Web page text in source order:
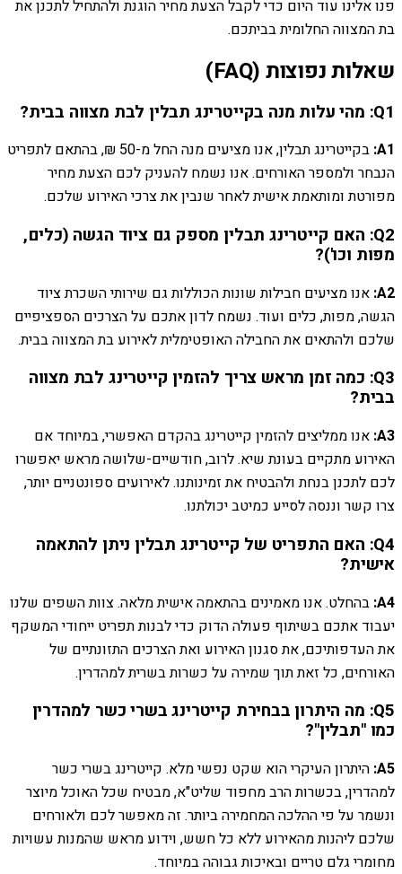
פנו אלינו עוד היום כדי לקבל הצעת מחיר הוגנת ולהתחיל לתכנן את
בת המצווה החלומית בביתכם.
שאלות נפוצות (FAQ)
Q1: מהי עלות מנה בקייטרינג תבלין לבת מצווה בבית?
A1:
בקייטרינג תבלין, אנו מציעים מנה החל מ-50 ₪, בהתאם לתפריט
הנבחר ולמספר האורחים. אנו נשמח להעניק לכם הצעת מחיר
מפורטת ומותאמת אישית לאחר שנבין את צרכי האירוע שלכם.
Q2: האם קייטרינג תבלין מספק גם ציוד הגשה (כלים,
מפות וכו')?
A2: אנו מציעים חבילות שונות הכוללות גם שירותי השכרת ציוד
הגשה, מפות, כלים ועוד. נשמח לדון אתכם על הצרכים הספציפיים
שלכם ולהתאים את החבילה האופטימלית לאירוע בת המצווה בבית.
Q3: כמה זמן מראש צריך להזמין קייטרינג לבת מצווה
בבית?
A3: אנו ממליצים להזמין קייטרינג בהקדם האפשרי, במיוחד אם
האירוע מתקיים בעונת שיא. לרוב, חודשיים-שלושה מראש יאפשרו
לכם לתכנן בנחת ולהבטיח את זמינותנו. לאירועים ספונטניים יותר,
צרו קשר וננסה לסייע כמיטב יכולתנו.
Q4: האם התפריט של קייטרינג תבלין ניתן להתאמה
אישית?
A4: בהחלט. אנו מאמינים בהתאמה אישית מלאה. צוות השפים שלנו
יעבוד אתכם בשיתוף פעולה הדוק כדי לבנות תפריט ייחודי המשקף
את העדפותיכם, את סגנון האירוע ואת הצרכים התזונתיים של
האורחים, כל זאת תוך שמירה על כשרות בשרית למהדרין.
Q5: מה היתרון בבחירת קייטרינג בשרי כשר למהדרין
כמו "תבלין"?
A5: היתרון העיקרי הוא שקט נפשי מלא. קייטרינג בשרי כשר
למהדרין, בכשרות הרב מחפוד שליט"א, מבטיח שכל האוכל מיוצר
ונשמר על פי ההלכה המחמירה ביותר. זה מאפשר לכם ולאורחים
שלכם ליהנות מהאירוע ללא כל חשש, וידוע מראש שהמנות עשויות
מחומרי גלם טריים ובאיכות גבוהה במיוחד.